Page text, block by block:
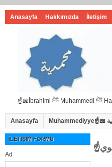
Anasayfa Hakkımızda İletişim
Anasayfa
İLETIŞIM FORMU
Ad